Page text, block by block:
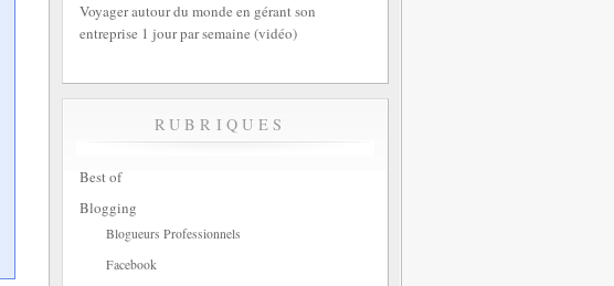
Voyager autour du monde en gérant son
entreprise 1 jour par semaine (vidéo)
RUBRIQUES
Best of
Blogging
Blogueurs Professionnels
Facebook